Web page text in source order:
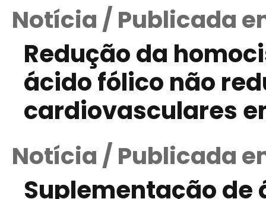
Notícia / Publicada
Redução da
ácido fólico não
cardiovasculares
Notícia / Publicada
Suplementação de